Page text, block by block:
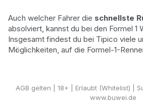
Auch welcher Fahrer die schnellste
absolviert, kannst du bei den Formel 1
Insgesamt findest du bei Tipico viele
Möglichkeiten, auf die Formel-1-
AGB gelten | 18+ | Erlaubt (Whitelist) |
www.buwei.de